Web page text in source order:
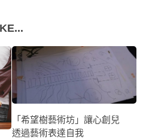
「希望樹藝術坊」讓心創兒
透過藝術表達自我